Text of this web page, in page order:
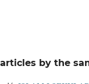
by the